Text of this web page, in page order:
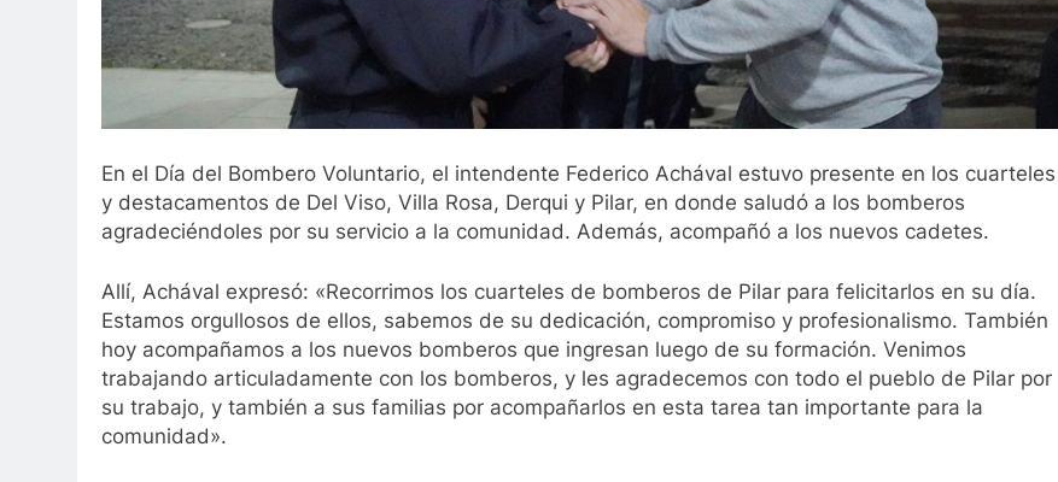
En el Día del Bombero Voluntario, el intendente Federico Achával estuvo presente en los cuarteles
y destacamentos de Del Viso, Villa Rosa, Derqui y Pilar, en donde saludó a los bomberos
agradeciéndoles por su servicio a la comunidad. Además, acompañó a los nuevos cadetes.
Allí, Achával expresó: «Recorrimos los cuarteles de bomberos de Pilar para felicitarlos en su día.
Estamos orgullosos de ellos, sabemos de su dedicación, compromiso y profesionalismo. También
hoy acompañamos a los nuevos bomberos que ingresan luego de su formación. Venimos
trabajando articuladamente con los bomberos, y les agradecemos con todo el pueblo de Pilar por
su trabajo, y también a sus familias por acompañarlos en esta tarea tan importante para la
comunidad».